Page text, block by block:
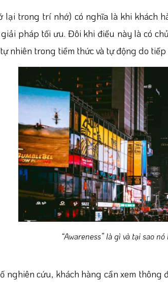
lại trong trí nhớ) có nghĩa là khi khách
pháp tối ưu. Đôi khi điều này là có
nhiên trong tiềm thức và tự động do
“Awareness” là gì và tại sao
nghiên cứu, khách hàng cần xem